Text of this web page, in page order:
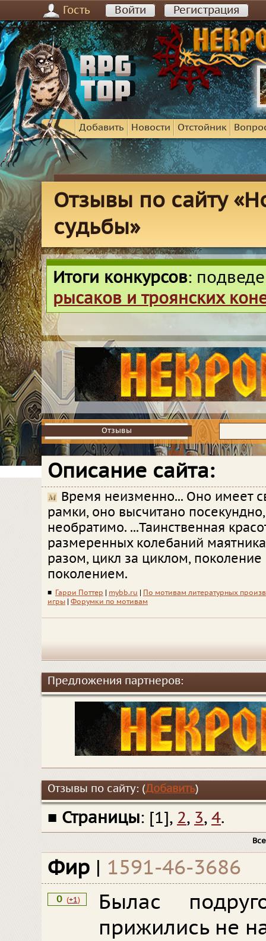
Гость Войти Регистрация
Добавить Новости Отстойник
Отзывы по сайту
судьбы»
Итоги конкурсов:
рысаков и троянских
Отзывы
Отзывы
Описание сайта:
Время неизменно... Оно имеет
рамки, оно высчитано
необратимо. ...Таинственная
размеренных колебаний
разом, цикл за циклом, поколение
поколением.
■ Гарри Поттер mybb.ru
По мотивам литературных
игры
Форумки по мотивам
Предложения партнеров:
Отзывы по сайту: (Добавить)
■ Страницы: [1], 2, 3, 4.
Все
Фир | 1591-46-3686
0 (+1)
Былас
прижились не